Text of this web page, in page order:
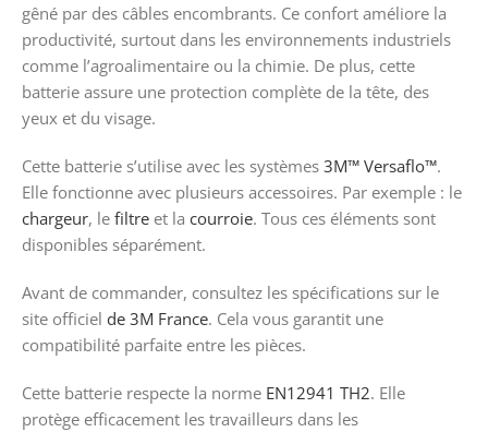
gêné par des câbles encombrants. Ce confort améliore la
productivité, surtout dans les environnements industriels
comme l’agroalimentaire ou la chimie. De plus, cette
batterie assure une protection complète de la tête, des
yeux et du visage.
Cette batterie s’utilise avec les systèmes 3M™ Versaflo™.
Elle fonctionne avec plusieurs accessoires. Par exemple : le
chargeur, le filtre et la courroie. Tous ces éléments sont
disponibles séparément.
Avant de commander, consultez les spécifications sur le
site officiel de 3M France. Cela vous garantit une
compatibilité parfaite entre les pièces.
Cette batterie respecte la norme EN12941 TH2. Elle
protège efficacement les travailleurs dans les